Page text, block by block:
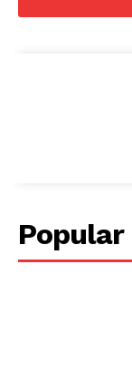
Popular